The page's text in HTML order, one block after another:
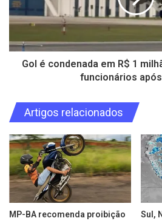
Gol é condenada em R$ 1
funcionários
Artigos relacionados
MP-BA recomenda proibição
Sul,